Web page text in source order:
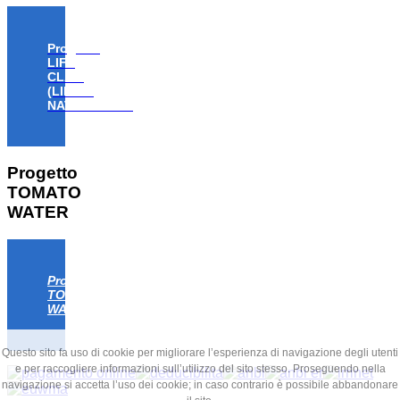
Progetto
LIFE
CLAW
(LIFE18
NAT/IT/000806)
Progetto
TOMATO
WATER
Progetto
TOMATO
WATER
Questo sito fa uso di cookie per migliorare l’esperienza di navigazione degli utenti
e per raccogliere informazioni sull’utilizzo del sito stesso. Proseguendo nella
navigazione si accetta l’uso dei cookie; in caso contrario è possibile abbandonare